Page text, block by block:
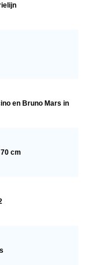
en Bruno Mars in
cm